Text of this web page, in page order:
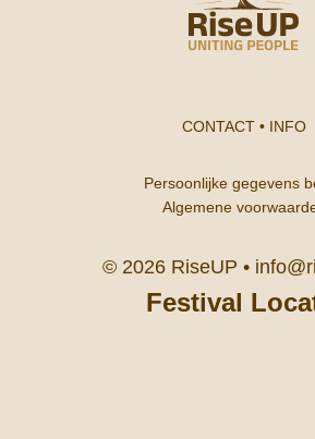
CONTACT • INFO
Persoonlijke gegevens
Algemene
© 2026 RiseUP •
Festival